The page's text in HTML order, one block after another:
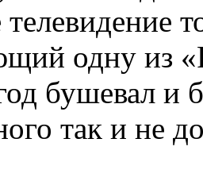
одну из
бушевал и
так и не